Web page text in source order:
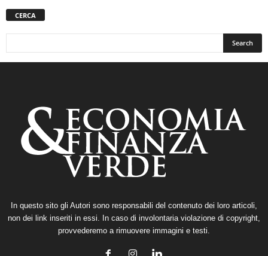
CERCA
In questo sito gli Autori sono responsabili del contenuto dei loro articoli,
non dei link inseriti in essi. In caso di involontaria violazione di copyright,
provvederemo a rimuovere immagini e testi.